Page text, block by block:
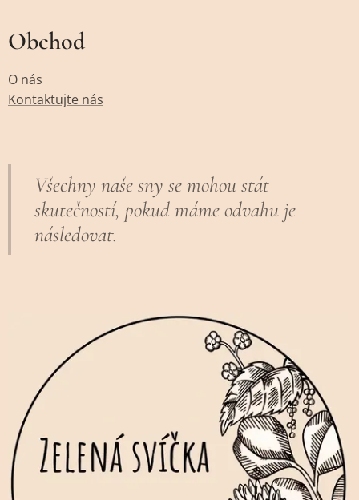
Obchod
O nás
Kontaktujte nás
Všechny naše sny se mohou stát
skutečností, pokud máme odvahu je
následovat.